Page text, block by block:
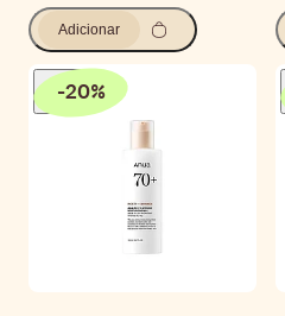
Adicionar
-20%